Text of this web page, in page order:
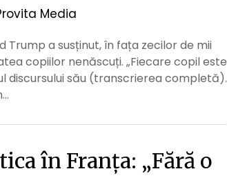
Media
Trump a susținut, în fața zecilor de mii
copiilor nenăscuți. „Fiecare copil este
discursului său (transcrierea completă).
în Franța: „Fără o